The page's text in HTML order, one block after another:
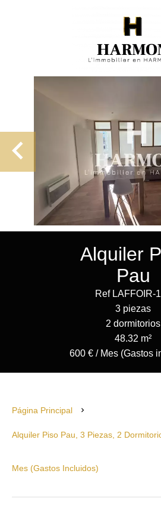
Alquiler
Pau
Ref LAFFOIR-
3 piezas
2 dormitorios
48.32 m²
600 € / Mes (Gastos
Página Principal
Alquiler Piso Pau, 3 Piezas, 2
Mes (Gastos Incluidos)